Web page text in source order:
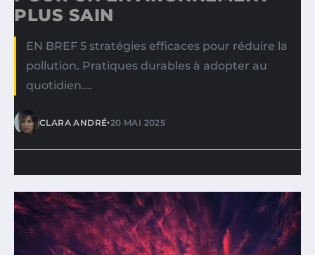
PLUS SAIN
EN BREF 5 stratégies efficaces pour réduire la
pollution. Pratiques durables à adopter au
quotidien.…
CLARA ANDRÉ•20 MAI 2025